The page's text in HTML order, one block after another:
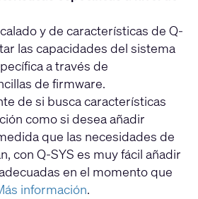
y de características de Q-
las capacidades del sistema
a través de
de firmware.
de si busca características
como si desea añadir
que las necesidades de
con Q-SYS es muy fácil añadir
en el momento que
información.